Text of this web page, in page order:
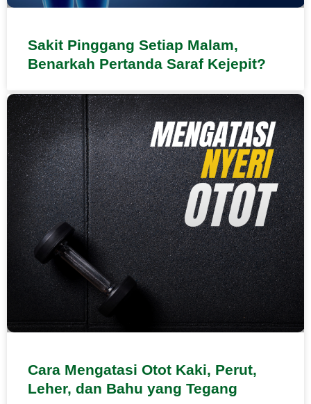
Sakit Pinggang Setiap Malam,
Benarkah Pertanda Saraf Kejepit?
Cara Mengatasi Otot Kaki, Perut,
Leher, dan Bahu yang Tegang